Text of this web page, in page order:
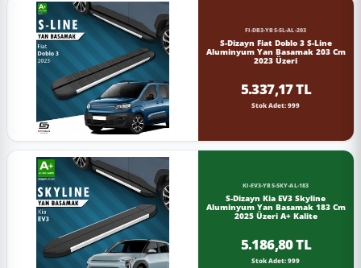
FI-DB3-YBS-SL-AL-203
S-Dizayn Fiat Doblo 3 S-Line
Aluminyum Yan Basamak 203 Cm
2023 Üzeri
5.337,17 TL
Stok Adet: 999
KI-EV3-YBS-SKY-AL-183
S-Dizayn Kia EV3 Skyline
Aluminyum Yan Basamak 183 Cm
2025 Üzeri A+ Kalite
5.186,80 TL
Stok Adet: 999